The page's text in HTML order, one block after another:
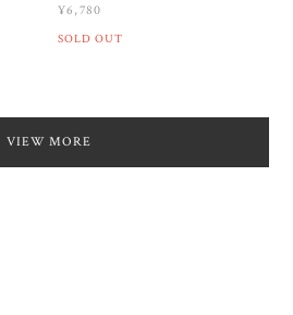
¥6,780
SOLD OUT
VIEW MORE